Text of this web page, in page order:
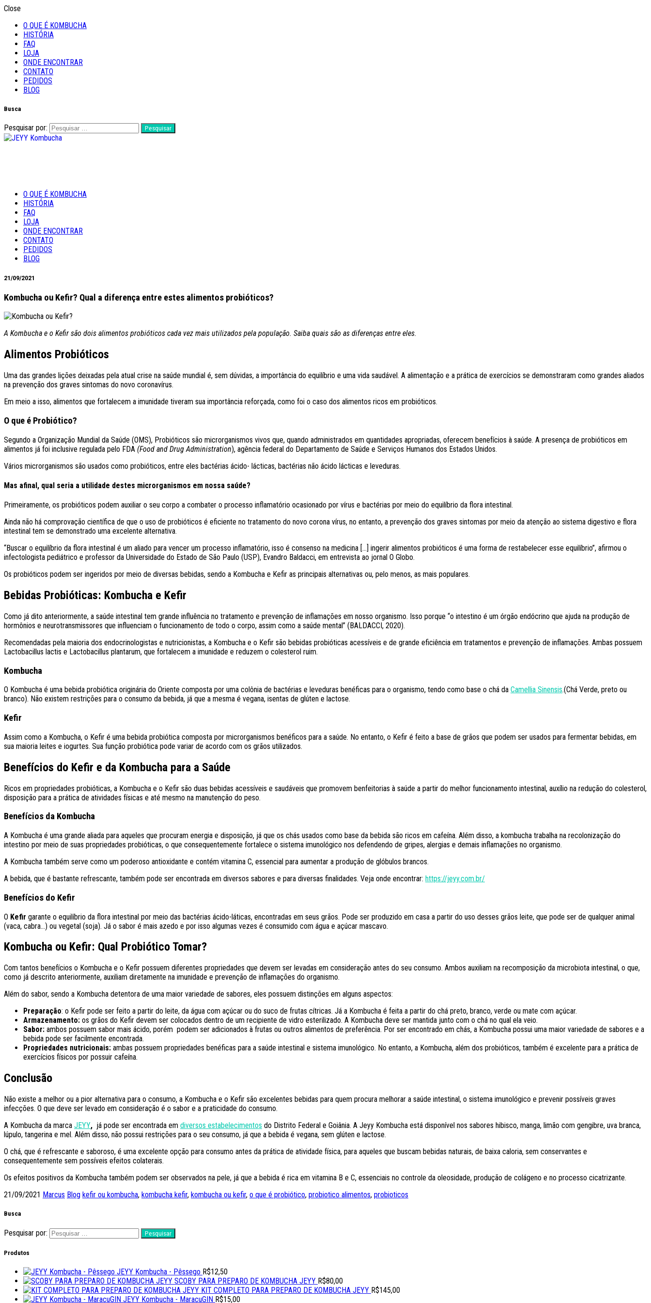
Close
O QUE É KOMBUCHA
HISTÓRIA
FAQ
LOJA
ONDE ENCONTRAR
CONTATO
PEDIDOS
BLOG
Busca
Pesquisar por:
JEYY Kombucha
Feito com Amor
O QUE É KOMBUCHA
HISTÓRIA
FAQ
LOJA
ONDE ENCONTRAR
CONTATO
PEDIDOS
BLOG
21/09/2021
Kombucha ou Kefir? Qual a diferença entre estes alimentos probióticos?
A Kombucha e o Kefir são dois alimentos probióticos cada vez mais utilizados pela população. Saiba quais são as diferenças entre eles.
Alimentos Probióticos
Uma das grandes lições deixadas pela atual crise na saúde mundial é, sem dúvidas, a importância do equilíbrio e uma vida saudável. A alimentação e a prática de exercícios se demonstraram como grandes aliados
na prevenção dos graves sintomas do novo coronavírus.
Em meio a isso, alimentos que fortalecem a imunidade tiveram sua importância reforçada, como foi o caso dos alimentos ricos em probióticos.
O que é Probiótico?
Segundo a Organização Mundial da Saúde (OMS), Probióticos são microrganismos vivos que, quando administrados em quantidades apropriadas, oferecem benefícios à saúde. A presença de probióticos em
alimentos já foi inclusive regulada pelo FDA (Food and Drug Administration), agência federal do Departamento de Saúde e Serviços Humanos dos Estados Unidos.
Vários microrganismos são usados como probióticos, entre eles bactérias ácido- lácticas, bactérias não ácido lácticas e leveduras.
Mas afinal, qual seria a utilidade destes microrganismos em nossa saúde?
Primeiramente, os probióticos podem auxiliar o seu corpo a combater o processo inflamatório ocasionado por vírus e bactérias por meio do equilíbrio da flora intestinal.
Ainda não há comprovação científica de que o uso de probióticos é eficiente no tratamento do novo corona vírus, no entanto, a prevenção dos graves sintomas por meio da atenção ao sistema digestivo e flora
intestinal tem se demonstrado uma excelente alternativa.
“Buscar o equilíbrio da flora intestinal é um aliado para vencer um processo inflamatório, isso é consenso na medicina […] ingerir alimentos probióticos é uma forma de restabelecer esse equilíbrio”, afirmou o
infectologista pediátrico e professor da Universidade do Estado de São Paulo (USP), Evandro Baldacci, em entrevista ao jornal O Globo.
Os probióticos podem ser ingeridos por meio de diversas bebidas, sendo a Kombucha e Kefir as principais alternativas ou, pelo menos, as mais populares.
Bebidas Probióticas: Kombucha e Kefir
Como já dito anteriormente, a saúde intestinal tem grande influência no tratamento e prevenção de inflamações em nosso organismo. Isso porque “o intestino é um órgão endócrino que ajuda na produção de
hormônios e neurotransmissores que influenciam o funcionamento de todo o corpo, assim como a saúde mental” (BALDACCI, 2020).
Recomendadas pela maioria dos endocrinologistas e nutricionistas, a Kombucha e o Kefir são bebidas probióticas acessíveis e de grande eficiência em tratamentos e prevenção de inflamações. Ambas possuem
Lactobacillus lactis e Lactobacillus plantarum, que fortalecem a imunidade e reduzem o colesterol ruim.
Kombucha
O Kombucha é uma bebida probiótica originária do Oriente composta por uma colônia de bactérias e leveduras benéficas para o organismo, tendo como base o chá da Camellia Sinensis.(Chá Verde, preto ou
branco). Não existem restrições para o consumo da bebida, já que a mesma é vegana, isentas de glúten e lactose.
Kefir
Assim como a Kombucha, o Kefir é uma bebida probiótica composta por microrganismos benéficos para a saúde. No entanto, o Kefir é feito a base de grãos que podem ser usados para fermentar bebidas, em
sua maioria leites e iogurtes. Sua função probiótica pode variar de acordo com os grãos utilizados.
Benefícios do Kefir e da Kombucha para a Saúde
Ricos em propriedades probióticas, a Kombucha e o Kefir são duas bebidas acessíveis e saudáveis que promovem benfeitorias à saúde a partir do melhor funcionamento intestinal, auxílio na redução do colesterol,
disposição para a prática de atividades físicas e até mesmo na manutenção do peso.
Benefícios da Kombucha
A Kombucha é uma grande aliada para aqueles que procuram energia e disposição, já que os chás usados como base da bebida são ricos em cafeína. Além disso, a kombucha trabalha na recolonização do
intestino por meio de suas propriedades probióticas, o que consequentemente fortalece o sistema imunológico nos defendendo de gripes, alergias e demais inflamações no organismo.
A Kombucha também serve como um poderoso antioxidante e contém vitamina C, essencial para aumentar a produção de glóbulos brancos.
A bebida, que é bastante refrescante, também pode ser encontrada em diversos sabores e para diversas finalidades. Veja onde encontrar: https://jeyy.com.br/
Benefícios do Kefir
O Kefir garante o equilíbrio da flora intestinal por meio das bactérias ácido-láticas, encontradas em seus grãos. Pode ser produzido em casa a partir do uso desses grãos leite, que pode ser de qualquer animal
(vaca, cabra…) ou vegetal (soja). Já o sabor é mais azedo e por isso algumas vezes é consumido com água e açúcar mascavo.
Kombucha ou Kefir: Qual Probiótico Tomar?
Com tantos benefícios o Kombucha e o Kefir possuem diferentes propriedades que devem ser levadas em consideração antes do seu consumo. Ambos auxiliam na recomposição da microbiota intestinal, o que,
como já descrito anteriormente, auxiliam diretamente na imunidade e prevenção de inflamações do organismo.
Além do sabor, sendo a Kombucha detentora de uma maior variedade de sabores, eles possuem distinções em alguns aspectos:
Preparação: o Kefir pode ser feito a partir do leite, da água com açúcar ou do suco de frutas cítricas. Já a Kombucha é feita a partir do chá preto, branco, verde ou mate com açúcar.
Armazenamento: os grãos do Kefir devem ser colocados dentro de um recipiente de vidro esterilizado. A Kombucha deve ser mantida junto com o chá no qual ela veio.
Sabor: ambos possuem sabor mais ácido, porém podem ser adicionados à frutas ou outros alimentos de preferência. Por ser encontrado em chás, a Kombucha possui uma maior variedade de sabores e a
bebida pode ser facilmente encontrada.
Propriedades nutricionais: ambas possuem propriedades benéficas para a saúde intestinal e sistema imunológico. No entanto, a Kombucha, além dos probióticos, também é excelente para a prática de
exercícios físicos por possuir cafeína.
Conclusão
Não existe a melhor ou a pior alternativa para o consumo, a Kombucha e o Kefir são excelentes bebidas para quem procura melhorar a saúde intestinal, o sistema imunológico e prevenir possíveis graves
infecções. O que deve ser levado em consideração é o sabor e a praticidade do consumo.
A Kombucha da marca JEYY, já pode ser encontrada em diversos estabelecimentos do Distrito Federal e Goiânia. A Jeyy Kombucha está disponível nos sabores hibisco, manga, limão com gengibre, uva branca,
lúpulo, tangerina e mel. Além disso, não possui restrições para o seu consumo, já que a bebida é vegana, sem glúten e lactose.
O chá, que é refrescante e saboroso, é uma excelente opção para consumo antes da prática de atividade física, para aqueles que buscam bebidas naturais, de baixa caloria, sem conservantes e
consequentemente sem possíveis efeitos colaterais.
Os efeitos positivos da Kombucha também podem ser observados na pele, já que a bebida é rica em vitamina B e C, essenciais no controle da oleosidade, produção de colágeno e no processo cicatrizante.
21/09/2021 Marcus Blog kefir ou kombucha, kombucha kefir, kombucha ou kefir, o que é probiótico, probiotico alimentos, probioticos
Busca
Pesquisar por:
Produtos
JEYY Kombucha - Pêssego R$12,50
SCOBY PARA PREPARO DE KOMBUCHA JEYY R$80,00
KIT COMPLETO PARA PREPARO DE KOMBUCHA JEYY R$145,00
JEYY Kombucha - MaracuGIN R$15,00